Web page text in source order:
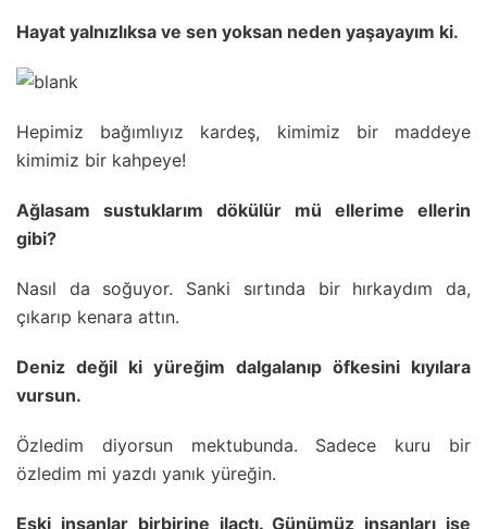
Hayat yalnızlıksa ve sen yoksan neden yaşayayım ki.
Hepimiz bağımlıyız kardeş, kimimiz bir maddeye
kimimiz bir kahpeye!
Ağlasam sustuklarım dökülür mü ellerime ellerin
gibi?
Nasıl da soğuyor. Sanki sırtında bir hırkaydım da,
çıkarıp kenara attın.
Deniz değil ki yüreğim dalgalanıp öfkesini kıyılara
vursun.
Özledim diyorsun mektubunda. Sadece kuru bir
özledim mi yazdı yanık yüreğin.
Eski insanlar birbirine ilaçtı. Günümüz insanları ise